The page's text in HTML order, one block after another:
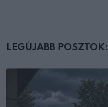
LEGÚJABB POSZTOK: